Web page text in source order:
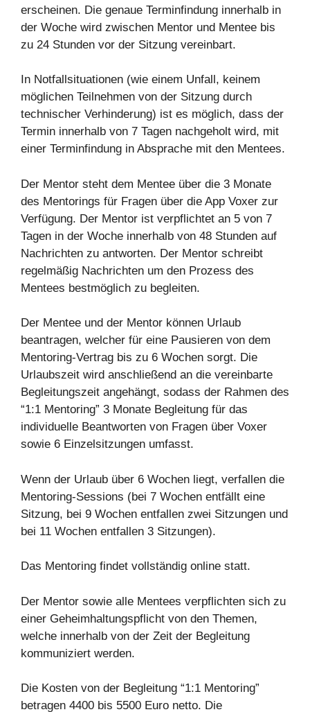
erscheinen. Die genaue Terminfindung innerhalb in
der Woche wird zwischen Mentor und Mentee bis
zu 24 Stunden vor der Sitzung vereinbart.
In Notfallsituationen (wie einem Unfall, keinem
möglichen Teilnehmen von der Sitzung durch
technischer Verhinderung) ist es möglich, dass der
Termin innerhalb von 7 Tagen nachgeholt wird, mit
einer Terminfindung in Absprache mit den Mentees.
Der Mentor steht dem Mentee über die 3 Monate
des Mentorings für Fragen über die App Voxer zur
Verfügung. Der Mentor ist verpflichtet an 5 von 7
Tagen in der Woche innerhalb von 48 Stunden auf
Nachrichten zu antworten. Der Mentor schreibt
regelmäßig Nachrichten um den Prozess des
Mentees bestmöglich zu begleiten.
Der Mentee und der Mentor können Urlaub
beantragen, welcher für eine Pausieren von dem
Mentoring-Vertrag bis zu 6 Wochen sorgt. Die
Urlaubszeit wird anschließend an die vereinbarte
Begleitungszeit angehängt, sodass der Rahmen des
“1:1 Mentoring” 3 Monate Begleitung für das
individuelle Beantworten von Fragen über Voxer
sowie 6 Einzelsitzungen umfasst.
Wenn der Urlaub über 6 Wochen liegt, verfallen die
Mentoring-Sessions (bei 7 Wochen entfällt eine
Sitzung, bei 9 Wochen entfallen zwei Sitzungen und
bei 11 Wochen entfallen 3 Sitzungen).
Das Mentoring findet vollständig online statt.
Der Mentor sowie alle Mentees verpflichten sich zu
einer Geheimhaltungspflicht von den Themen,
welche innerhalb von der Zeit der Begleitung
kommuniziert werden.
Die Kosten von der Begleitung “1:1 Mentoring”
betragen 4400 bis 5500 Euro netto. Die